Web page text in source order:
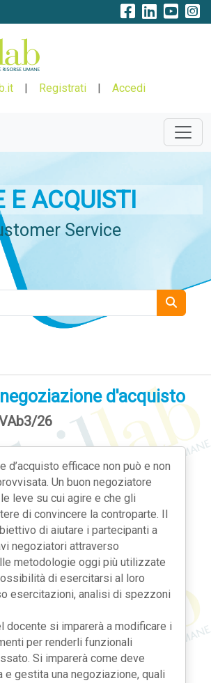
| Registrati | Accedi
E ACQUISTI
Service
d'acquisto
26
d’acquisto efficace non può e non
Un buon negoziatore
leve su cui agire e che gli
di convincere la controparte. Il
di aiutare i partecipanti a
negoziatori attraverso
metodologie oggi più utilizzate
di esercitarsi al loro
esercitazioni, analisi di spezzoni
docente si imparerà a modificare i
per renderli funzionali
Si imparerà come deve
e gestita una negoziazione, quali